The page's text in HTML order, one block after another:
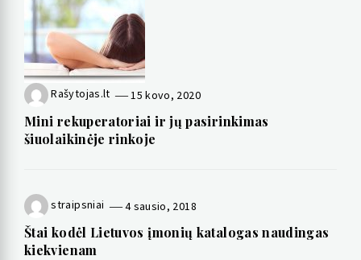
Rašytojas.lt 15 kovo, 2020
Mini rekuperatoriai ir jų pasirinkimas
šiuolaikinėje rinkoje
straipsniai 4 sausio, 2018
Štai kodėl Lietuvos įmonių katalogas naudingas
kiekvienam